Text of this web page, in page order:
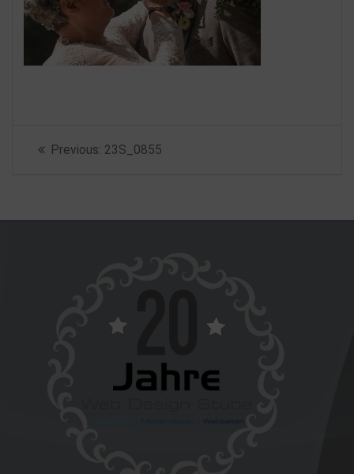
Beitragsnavigation
Previous: Previous
23S_0855